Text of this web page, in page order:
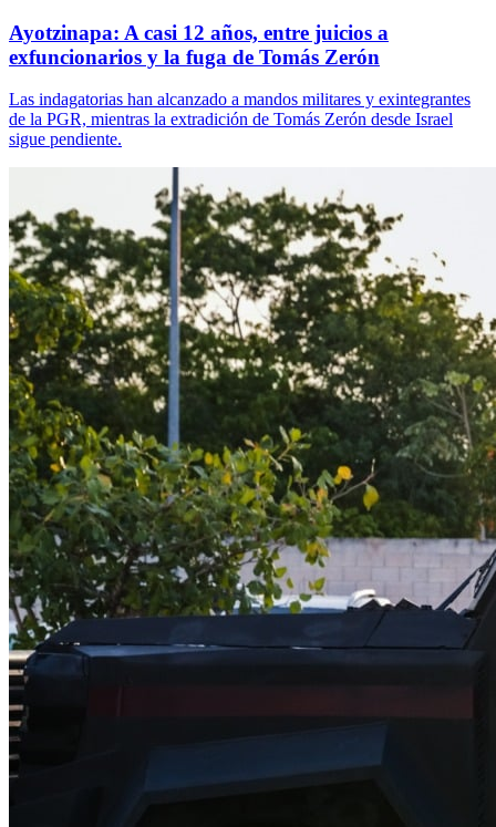
Ayotzinapa: A casi 12 años, entre juicios a
exfuncionarios y la fuga de Tomás Zerón
Las indagatorias han alcanzado a mandos militares y exintegrantes
de la PGR, mientras la extradición de Tomás Zerón desde Israel
sigue pendiente.